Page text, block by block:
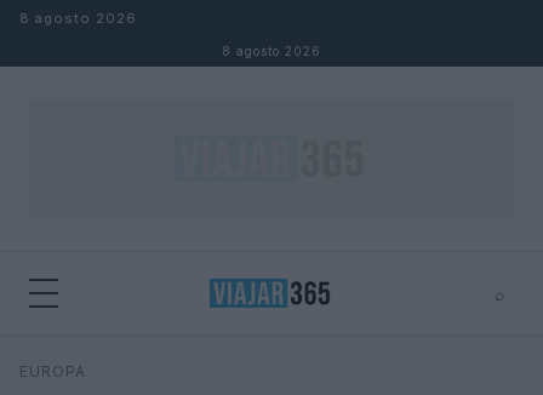
Saltar al contenido
8 agosto 2026
8 agosto 2026
⌕
Buscar
EUROPA